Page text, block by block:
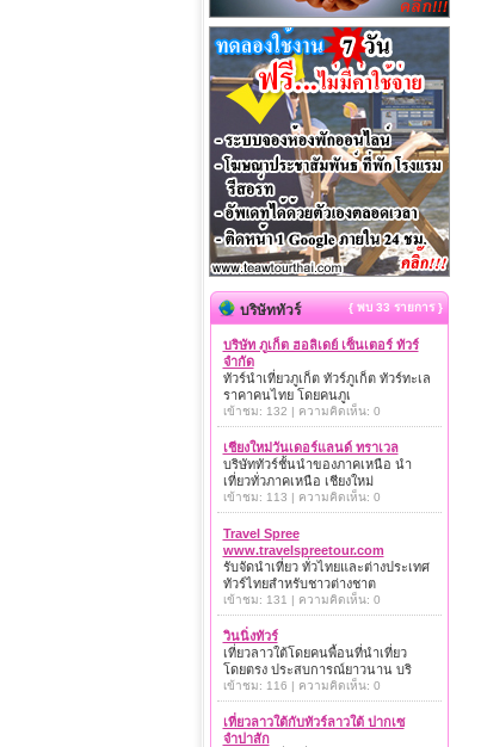
บริษัททัวร์ { พบ 33 รายการ }
บริษัท ภูเก็ต ฮอลิเดย์ เซ็นเตอร์ ทัวร์
จำกัด
ทัวร์นำเที่ยวภูเก็ต ทัวร์ภูเก็ต ทัวร์ทะเล
ราคาคนไทย โดยคนภูเ
เข้าชม: 132 | ความคิดเห็น: 0
เชียงใหม่วันเดอร์แลนด์ ทราเวล
บริษัททัวร์ชั้นนำของภาคเหนือ นำ
เที่ยวทั่วภาคเหนือ เชียงใหม่
เข้าชม: 113 | ความคิดเห็น: 0
Travel Spree
www.travelspreetour.com
รับจัดนำเที่ยว ทั่วไทยและต่างประเทศ
ทัวร์ไทยสำหรับชาวต่างชาต
เข้าชม: 131 | ความคิดเห็น: 0
วินนิ่งทัวร์
เที่ยวลาวใต้โดยคนพื้อนที่นำเที่ยว
โดยตรง ประสบการณ์ยาวนาน บริ
เข้าชม: 116 | ความคิดเห็น: 0
เที่ยวลาวใต้กับทัวร์ลาวใต้ ปากเซ
จำปาสัก